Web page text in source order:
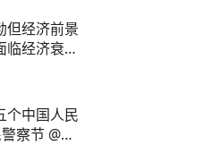
但经济前景
临经济衰退
中国人民
察节 @抖